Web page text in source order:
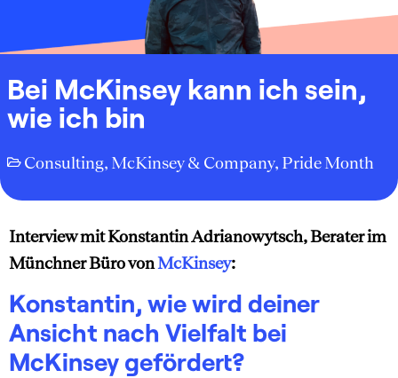
Bei McKinsey kann ich sein,
wie ich bin
Consulting, McKinsey & Company, Pride Month
Interview mit Konstantin Adrianowytsch, Berater im
Münchner Büro vonMcKinsey:
Konstantin, wie wird deiner
Ansicht nach Vielfalt bei
McKinsey gefördert?